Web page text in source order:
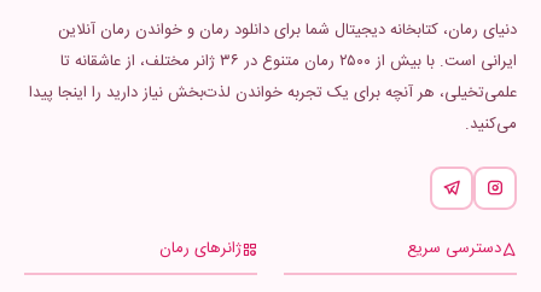
دنیای رمان، کتابخانه دیجیتال شما برای دانلود رمان و خواندن رمان آنلاین
ایرانی است. با بیش از ۲۵۰۰ رمان متنوع در ۳۶ ژانر مختلف، از عاشقانه تا
علمی‌تخیلی، هر آنچه برای یک تجربه خواندن لذت‌بخش نیاز دارید را اینجا پیدا
می‌کنید.
دسترسی سریع ژانرهای رمان